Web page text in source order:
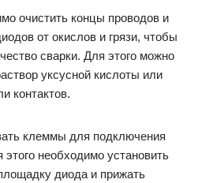
очистить концы проводов и
от окислов и грязи, чтобы
сварки. Для этого можно
уксусной кислоты или
контактов.
клеммы для подключения
необходимо установить
диода и прижать